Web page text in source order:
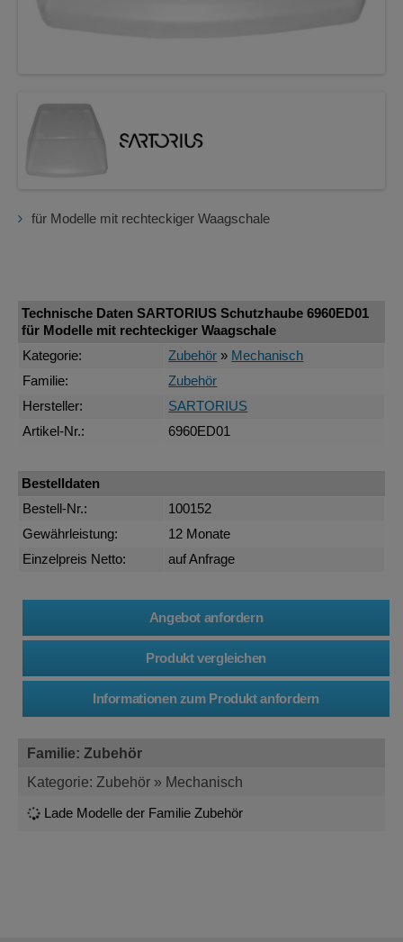
für Modelle mit rechteckiger Waagschale
Technische Daten SARTORIUS Schutzhaube 6960ED01
für Modelle mit rechteckiger Waagschale
Kategorie:
Zubehör » Mechanisch
Familie:
Zubehör
Hersteller:
SARTORIUS
Artikel-Nr.:
6960ED01
Bestelldaten
Bestell-Nr.:
100152
Gewährleistung:
12 Monate
Einzelpreis Netto:
auf Anfrage
Familie: Zubehör
Kategorie: Zubehör » Mechanisch
Lade Modelle der Familie Zubehör